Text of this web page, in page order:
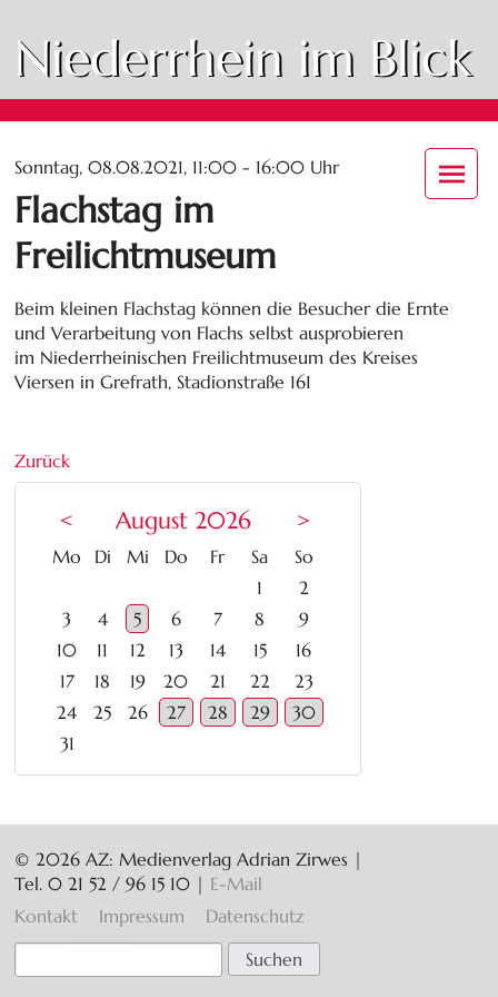
Niederrhein im Blick
Sonntag, 08.08.2021, 11:00 - 16:00 Uhr
Flachstag im
Freilichtmuseum
Beim kleinen Flachstag können die Besucher die Ernte
und Verarbeitung von Flachs selbst ausprobieren
im Niederrheinischen Freilichtmuseum des Kreises
Viersen in Grefrath, Stadionstraße 161
Zurück
< August 2026 >
Mo ntag
Dienstag
Mittwoch
Donnerstag
Freitag
Samstag
Sonntag
1
2
3
4 5 6 7 8
9
10
11 12 13 14 15
16
17
18 19 20 21 22
23
24
25 26 27 28 29
30
31
© 2026 AZ: Medienverlag Adrian Zirwes |
Tel. 0 21 52 / 96 15 10 | E-Mail
Navigation
überspringen
Kontakt Impressum Datenschutz